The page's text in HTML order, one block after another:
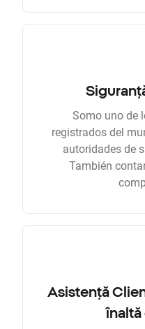
Somo uno de
registrados del
autoridades de
También
Asistență
înaltă